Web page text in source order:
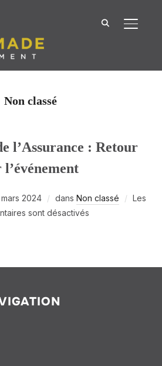
Non classé
l’Assurance : Retour
l’événement
mars 2024 dans Non classé
Les
sont désactivés